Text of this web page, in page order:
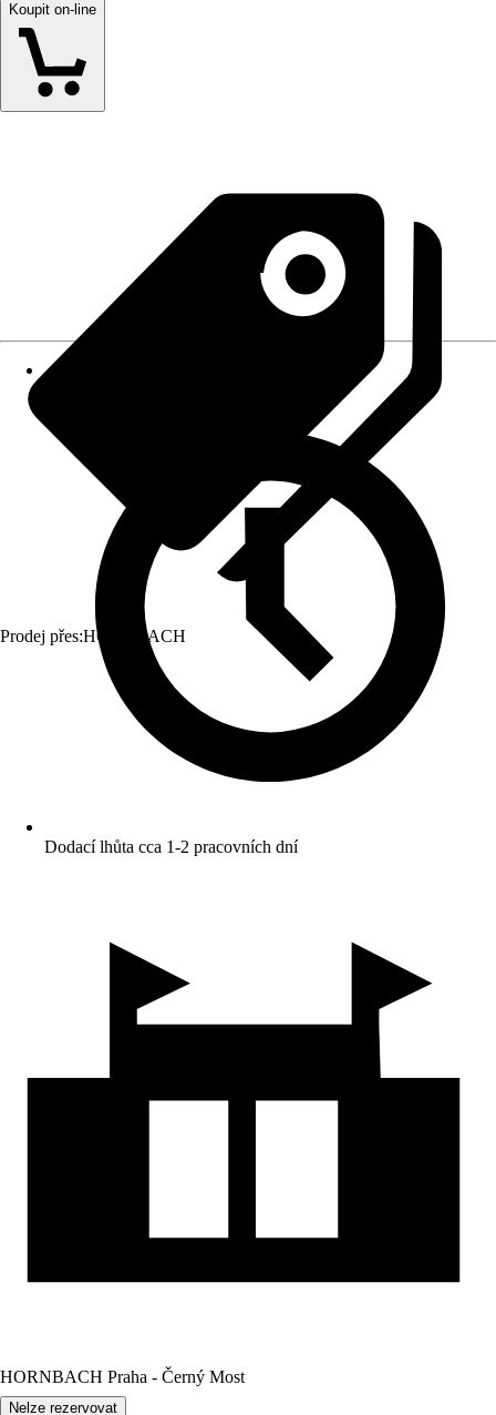
Koupit on-line
Prodej přes:HORNBACH
Dodací lhůta cca 1-2 pracovních dní
HORNBACH Praha - Černý Most
Nelze rezervovat